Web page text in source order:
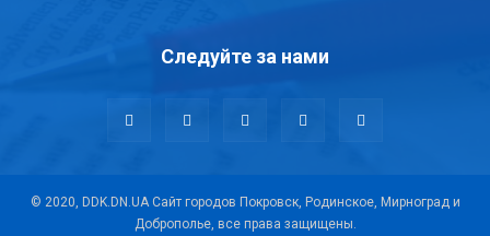
Следуйте за нами
© 2020, DDK.DN.UA Сайт городов Покровск, Родинское, Мирноград и
Доброполье, все права защищены.